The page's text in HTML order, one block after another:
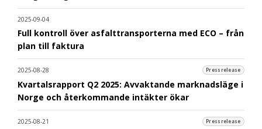
2025-09-04
Full kontroll över asfalttransporterna med ECO – från
plan till faktura
2025-08-28 Pressrelease
Kvartalsrapport Q2 2025: Avvaktande marknadsläge i
Norge och återkommande intäkter ökar
2025-08-21 Pressrelease